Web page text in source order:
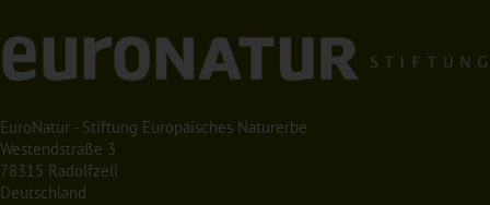
EuroNatur - Stiftung Europäisches Naturerbe
Westendstraße 3
78315 Radolfzell
Deutschland